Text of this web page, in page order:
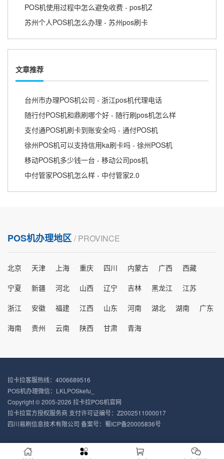
POS机使用过程中怎么避免收费 - pos机Z
苏州个人POS机怎么办理 - 苏州pos刷卡
文章推荐
台州市办理POS机公司 - 浙江pos机代理电话
随行付POS机和鼎刷哪个好 - 随行刷pos机怎么样
支付通POS机刷卡到账安全吗 - 通付POS机
徐州POS机可以支持信用ka刷卡吗 - 徐州POS机
移动POS机多少钱一台 - 移动公司pos机
中付管家POS机怎么样 - 中付管家2.0
POS机办理地区 / PROVINCE
北京 天津 上海 重庆 四川 内蒙古 广西
西藏
宁夏
新疆 河北 山西 辽宁 吉林 黑龙江
江苏
浙江
安徽 福建 江西 山东 河南 湖北 湖南
广东
海南
贵州 云南 陕西 甘肃 青海
拉卡拉客服热线：4006689516
POS机办理微信：LKLPOSkefu_
Copyright © 2005-2026 拉卡拉POS机官网
拉卡拉官方授权服务商 支付许可证编号：Z2002511000017
四川易刷信息技术有限公司 备案号： 蜀ICP备20005836号